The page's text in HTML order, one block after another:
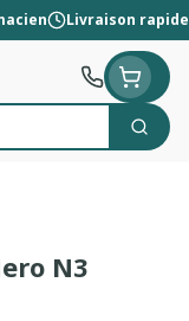
Livraison rapide
N3